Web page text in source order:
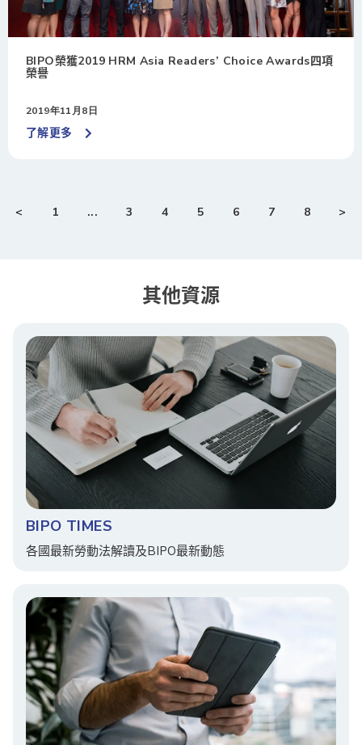
BIPO榮獲2019 HRM Asia Readers’ Choice Awards四項
榮譽
2019年11月8日
了解更多
< 1 ... 3 4 5 6 7 8 >
其他資源
BIPO TIMES
各國最新勞動法解讀及BIPO最新動態